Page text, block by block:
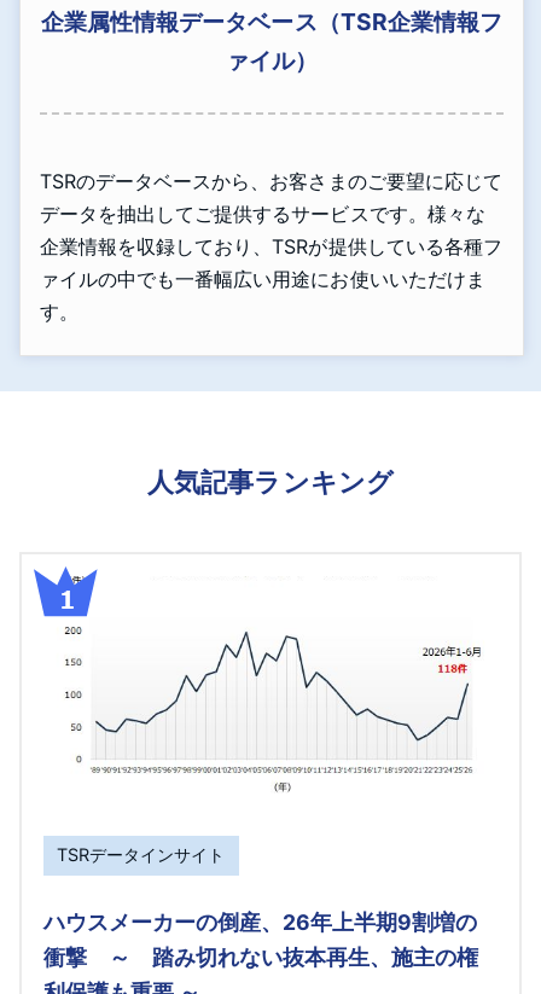
企業属性情報データベース（TSR企業情報フ
ァイル）
TSRのデータベースから、お客さまのご要望に応じて
データを抽出してご提供するサービスです。様々な
企業情報を収録しており、TSRが提供している各種フ
ァイルの中でも一番幅広い用途にお使いいただけま
す。
人気記事ランキング
TSRデータインサイト
ハウスメーカーの倒産、26年上半期9割増の
衝撃 ～ 踏み切れない抜本再生、施主の権